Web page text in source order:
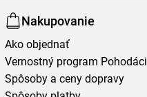
Nakupovanie
Ako objednať
Vernostný program Pohodáci
Spôsoby a ceny dopravy